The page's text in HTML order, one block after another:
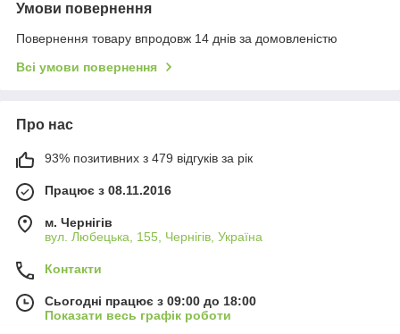
Умови повернення
Повернення товару впродовж 14 днів за домовленістю
Всі умови повернення
Про нас
93% позитивних з 479 відгуків за рік
Працює з 08.11.2016
м. Чернігів
вул. Любецька, 155, Чернігів, Україна
Контакти
Сьогодні працює з 09:00 до 18:00
Показати весь графік роботи